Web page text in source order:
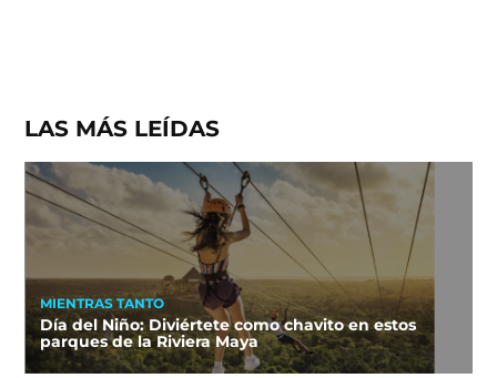
LAS MÁS LEÍDAS
MIENTRAS TANTO
Día del Niño: Diviértete como chavito en estos
parques de la Riviera Maya